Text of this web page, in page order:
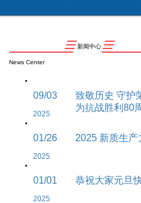
新闻中心
News Center
09/03
2025
致敬历史 守护
为抗战胜利80
01/26
2025
2025 新质生
01/01
2025
恭祝大家元旦